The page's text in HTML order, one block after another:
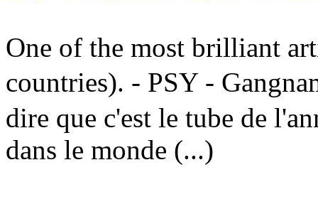
One of the most brilliant
countries). - PSY -
dire que c'est le tube de
dans le monde (...)